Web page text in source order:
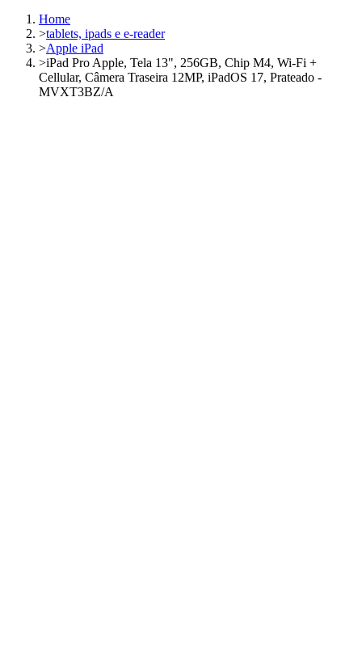
Home
>tablets, ipads e e-reader
>Apple iPad
>iPad Pro Apple, Tela 13", 256GB, Chip M4, Wi-Fi +
Cellular, Câmera Traseira 12MP, iPadOS 17, Prateado -
MVXT3BZ/A